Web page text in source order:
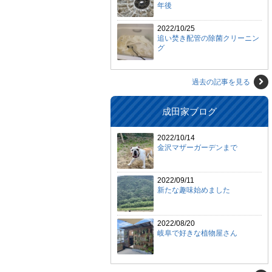
年後
2022/10/25
追い焚き配管の除菌クリーニン
グ
過去の記事を見る
成田家ブログ
2022/10/14
金沢マザーガーデンまで
2022/09/11
新たな趣味始めました
2022/08/20
岐阜で好きな植物屋さん